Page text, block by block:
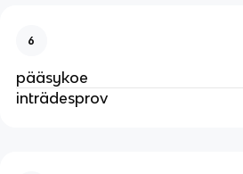
6
pääsykoe
inträdesprov